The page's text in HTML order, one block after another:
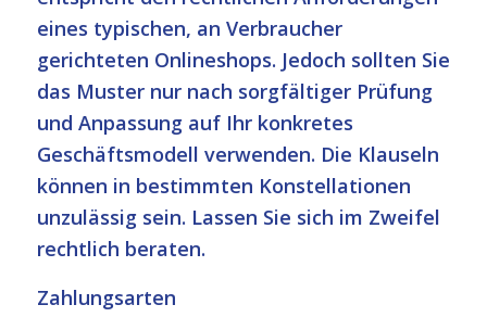
eines typischen, an Verbraucher
gerichteten Onlineshops. Jedoch sollten Sie
das Muster nur nach sorgfältiger Prüfung
und Anpassung auf Ihr konkretes
Geschäftsmodell verwenden. Die Klauseln
können in bestimmten Konstellationen
unzulässig sein. Lassen Sie sich im Zweifel
rechtlich beraten.
Zahlungsarten